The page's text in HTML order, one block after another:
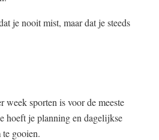
je nooit mist, maar dat je steeds
sporten is voor de meeste
hoeft je planning en dagelijkse
gooien.